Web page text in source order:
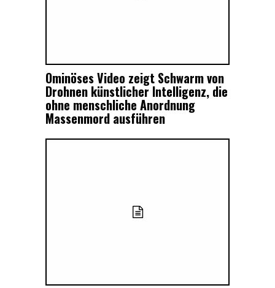
Ominöses Video zeigt Schwarm von
Drohnen künstlicher Intelligenz, die
ohne menschliche Anordnung
Massenmord ausführen